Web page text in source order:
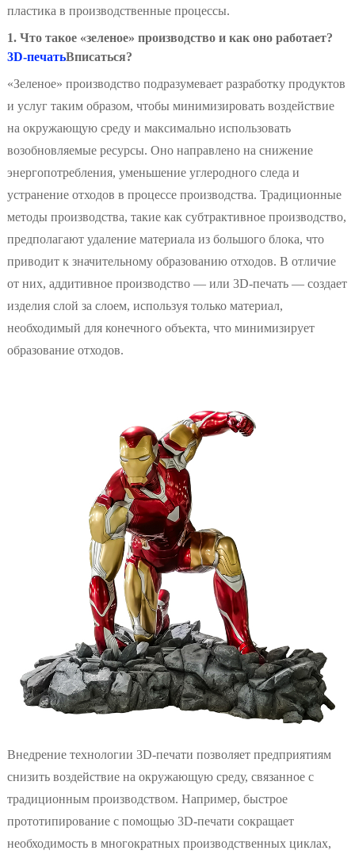
пластика в производственные процессы.
1. Что такое «зеленое» производство и как оно работает?
3D-печатьВписаться?
«Зеленое» производство подразумевает разработку продуктов
и услуг таким образом, чтобы минимизировать воздействие
на окружающую среду и максимально использовать
возобновляемые ресурсы. Оно направлено на снижение
энергопотребления, уменьшение углеродного следа и
устранение отходов в процессе производства. Традиционные
методы производства, такие как субтрактивное производство,
предполагают удаление материала из большого блока, что
приводит к значительному образованию отходов. В отличие
от них, аддитивное производство — или 3D-печать — создает
изделия слой за слоем, используя только материал,
необходимый для конечного объекта, что минимизирует
образование отходов.
Внедрение технологии 3D-печати позволяет предприятиям
снизить воздействие на окружающую среду, связанное с
традиционным производством. Например, быстрое
прототипирование с помощью 3D-печати сокращает
необходимость в многократных производственных циклах,